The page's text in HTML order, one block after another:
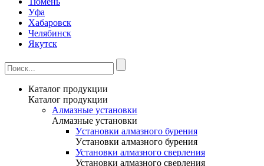
Уфа
Хабаровск
Челябинск
Якутск
Каталог продукции
Каталог продукции
Алмазные установки
Алмазные установки
Уcтановки алмазного бурения
Уcтановки алмазного бурения
Установки алмазного сверления
Установки алмазного сверления